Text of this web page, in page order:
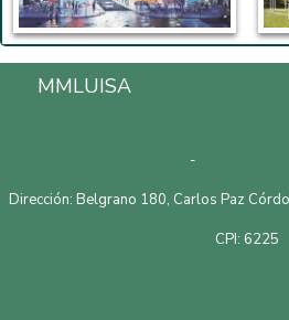
MMLUISA
-
Dirección: Belgrano 180, Carlos Paz
CPI: 6225